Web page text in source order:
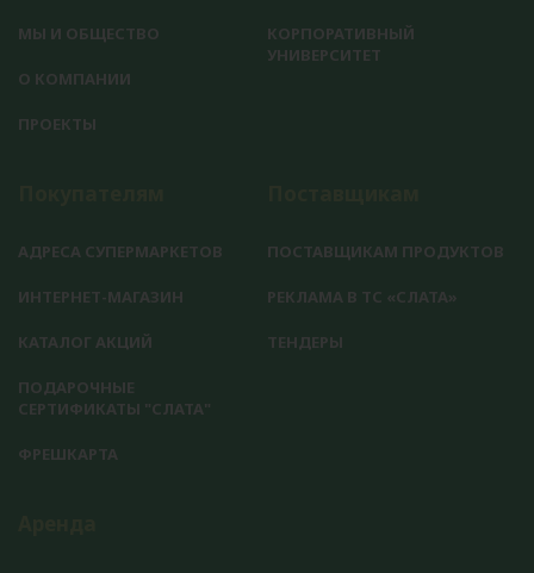
МЫ И ОБЩЕСТВО
О КОМПАНИИ
ПРОЕКТЫ
КОРПОРАТИВНЫЙ
УНИВЕРСИТЕТ
АДРЕСА СУПЕРМАРКЕТОВ
ИНТЕРНЕТ-МАГАЗИН
КАТАЛОГ АКЦИЙ
ПОДАРОЧНЫЕ
СЕРТИФИКАТЫ "СЛАТА"
ФРЕШКАРТА
ПОСТАВЩИКАМ ПРОДУКТОВ
РЕКЛАМА В ТС «СЛАТА»
ТЕНДЕРЫ